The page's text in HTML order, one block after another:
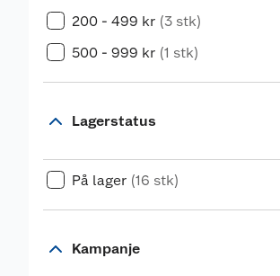
200 - 499 kr (3 stk)
500 - 999 kr (1 stk)
Lagerstatus
På lager (16 stk)
Kampanje